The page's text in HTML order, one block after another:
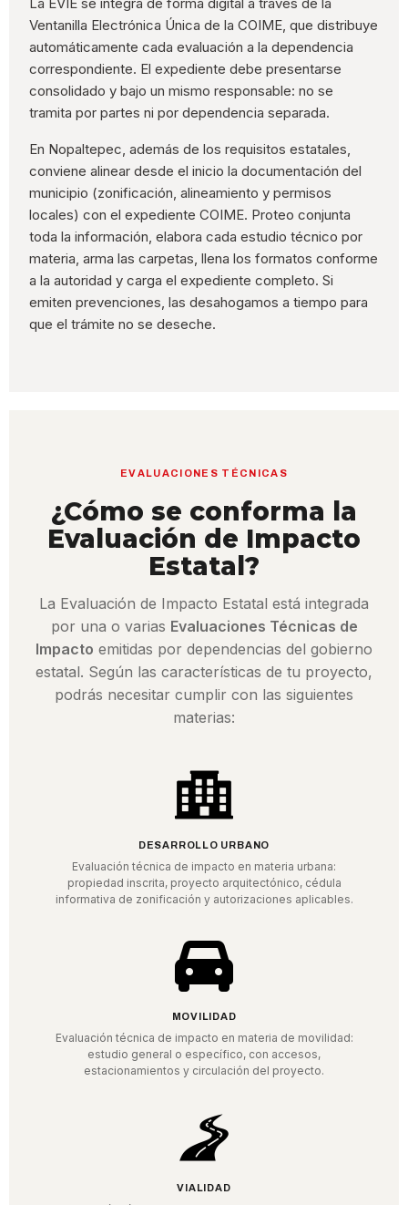
La EVIE se integra de forma digital a través de la
Ventanilla Electrónica Única de la COIME, que distribuye
automáticamente cada evaluación a la dependencia
correspondiente. El expediente debe presentarse
consolidado y bajo un mismo responsable: no se
tramita por partes ni por dependencia separada.
En Nopaltepec, además de los requisitos estatales,
conviene alinear desde el inicio la documentación del
municipio (zonificación, alineamiento y permisos
locales) con el expediente COIME. Proteo conjunta
toda la información, elabora cada estudio técnico por
materia, arma las carpetas, llena los formatos conforme
a la autoridad y carga el expediente completo. Si
emiten prevenciones, las desahogamos a tiempo para
que el trámite no se deseche.
EVALUACIONES TÉCNICAS
¿Cómo se conforma la
Evaluación de Impacto
Estatal?
La Evaluación de Impacto Estatal está integrada
por una o varias Evaluaciones Técnicas de
Impacto emitidas por dependencias del gobierno
estatal. Según las características de tu proyecto,
podrás necesitar cumplir con las siguientes
materias:
DESARROLLO URBANO
Evaluación técnica de impacto en materia urbana:
propiedad inscrita, proyecto arquitectónico, cédula
informativa de zonificación y autorizaciones aplicables.
MOVILIDAD
Evaluación técnica de impacto en materia de movilidad:
estudio general o específico, con accesos,
estacionamientos y circulación del proyecto.
VIALIDAD